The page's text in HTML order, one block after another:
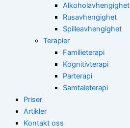
Alkoholavhengighet
Rusavhengighet
Spilleavhengighet
Terapier
Familieterapi
Kognitivterapi
Parterapi
Samtaleterapi
Priser
Artikler
Kontakt oss